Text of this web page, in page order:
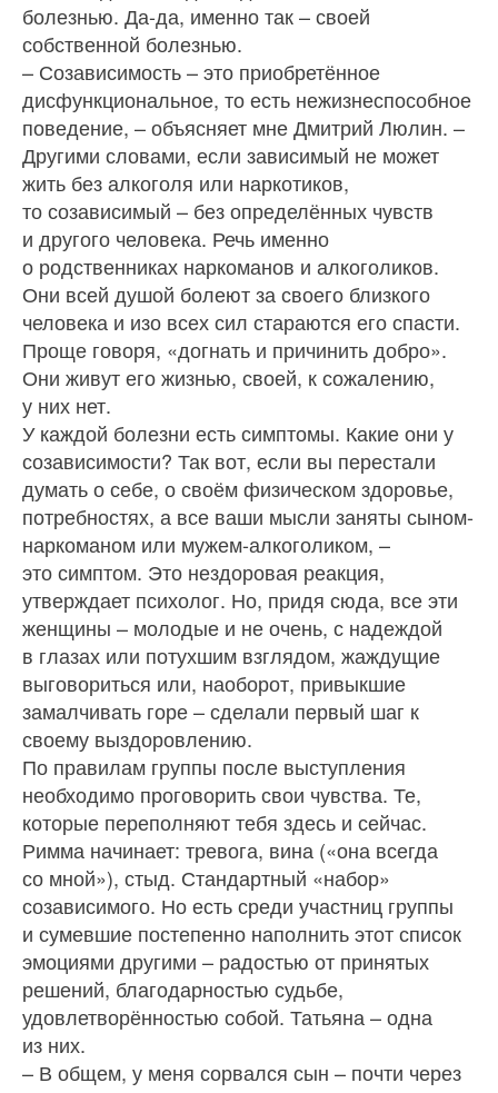
болезнью. Да-да, именно так – своей
собственной болезнью.
– Созависимость – это приобретённое
дисфункциональное, то есть нежизнеспособное
поведение, – объясняет мне Дмитрий Люлин. –
Другими словами, если зависимый не может
жить без алкоголя или наркотиков,
то созависимый – без определённых чувств
и другого человека. Речь именно
о родственниках наркоманов и алкоголиков.
Они всей душой болеют за своего близкого
человека и изо всех сил стараются его спасти.
Проще говоря, «догнать и причинить добро».
Они живут его жизнью, своей, к сожалению,
у них нет.
У каждой болезни есть симптомы. Какие они у
созависимости? Так вот, если вы перестали
думать о себе, о своём физическом здоровье,
потребностях, а все ваши мысли заняты сыном-
наркоманом или мужем-алкоголиком, –
это симптом. Это нездоровая реакция,
утверждает психолог. Но, придя сюда, все эти
женщины – молодые и не очень, с надеждой
в глазах или потухшим взглядом, жаждущие
выговориться или, наоборот, привыкшие
замалчивать горе – сделали первый шаг к
своему выздоровлению.
По правилам группы после выступления
необходимо проговорить свои чувства. Те,
которые переполняют тебя здесь и сейчас.
Римма начинает: тревога, вина («она всегда
со мной»), стыд. Стандартный «набор»
созависимого. Но есть среди участниц группы
и сумевшие постепенно наполнить этот список
эмоциями другими – радостью от принятых
решений, благодарностью судьбе,
удовлетворённостью собой. Татьяна – одна
из них.
– В общем, у меня сорвался сын – почти через